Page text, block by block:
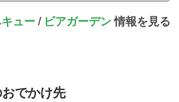
ュー/ ビアガーデン情報を見る
でかけ先